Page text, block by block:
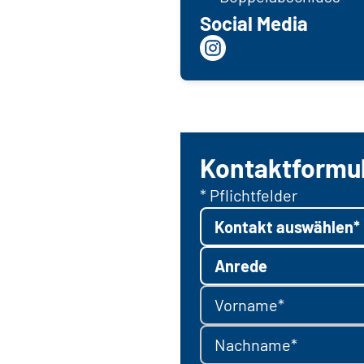
Social Media
* Pflichtfelder
Kontakt auswählen*
Anrede
Vorname*
Nachname*